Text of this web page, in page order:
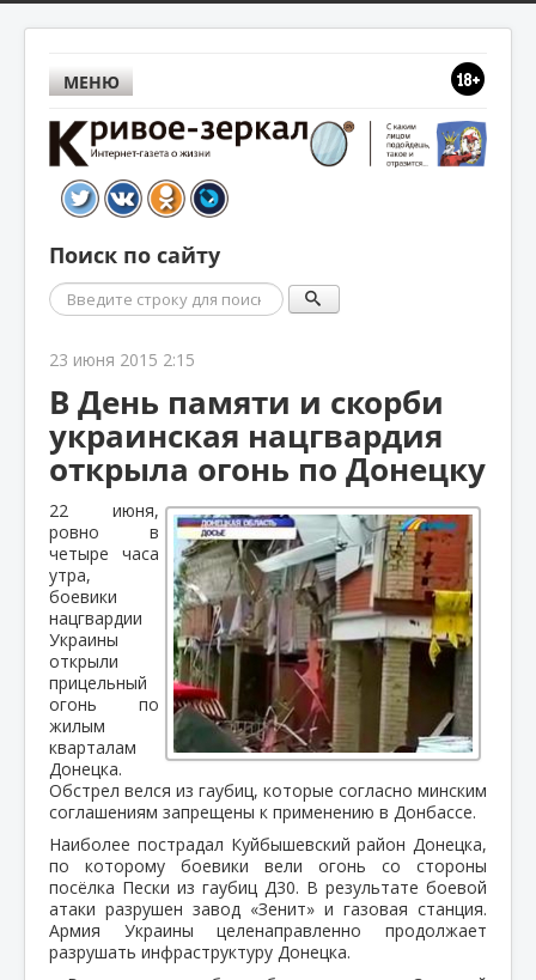
МЕНЮ
Поиск по сайту
Поиск
23 июня 2015 2:15
В День памяти и скорби
украинская нацгвардия
открыла огонь по Донецку
22 июня,
ровно в
четыре часа
утра,
боевики
нацгвардии
Украины
открыли
прицельный
огонь по
жилым
кварталам
Донецка.
Обстрел велся из гаубиц, которые согласно минским
соглашениям запрещены к применению в Донбассе.
Наиболее пострадал Куйбышевский район Донецка,
по которому боевики вели огонь со стороны
посёлка Пески из гаубиц Д30. В результате боевой
атаки разрушен завод «Зенит» и газовая станция.
Армия Украины целенаправленно продолжает
разрушать инфраструктуру Донецка.